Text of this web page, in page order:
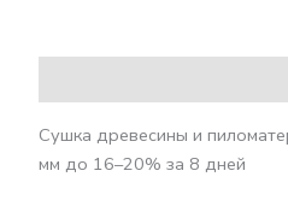
Сушка древесины и
мм до 16–20% за 8 дней